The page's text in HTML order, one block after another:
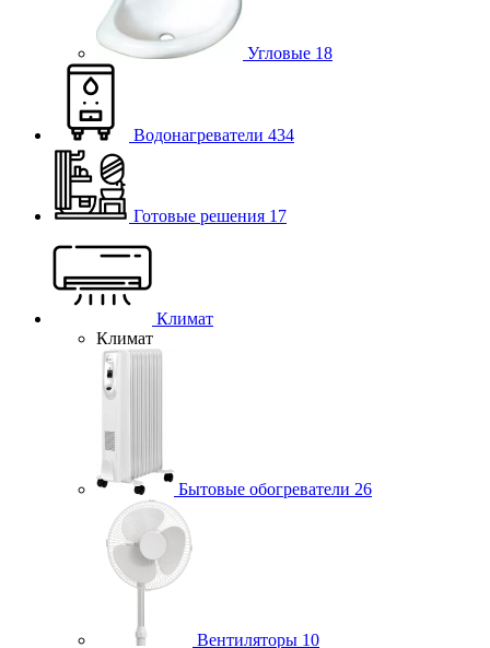
Угловые 18
Водонагреватели 434
Готовые решения 17
Климат
Климат
Бытовые обогреватели 26
Вентиляторы 10